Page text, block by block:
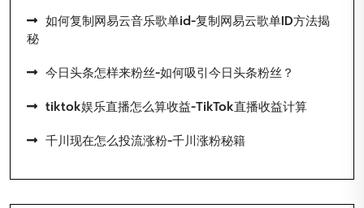
如何复制网易云音乐歌单id-复制网易云歌单ID方法揭
秘
今日头条怎样来粉丝-如何吸引今日头条粉丝？
tiktok娱乐直播怎么算收益-TikTok直播收益计算
千川现在怎么投流涨粉-千川涨粉秘籍